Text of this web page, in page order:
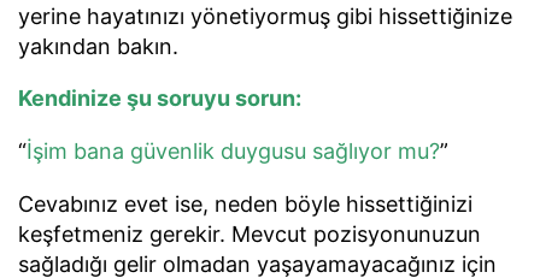
yerine hayatınızı yönetiyormuş gibi hissettiğinize
yakından bakın.
Kendinize şu soruyu sorun:
“İşim bana güvenlik duygusu sağlıyor mu?”
Cevabınız evet ise, neden böyle hissettiğinizi
keşfetmeniz gerekir. Mevcut pozisyonunuzun
sağladığı gelir olmadan yaşayamayacağınız için